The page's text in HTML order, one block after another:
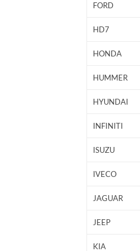
FORD
HD7
HONDA
HUMMER
HYUNDAI
INFINITI
ISUZU
IVECO
JAGUAR
JEEP
KIA